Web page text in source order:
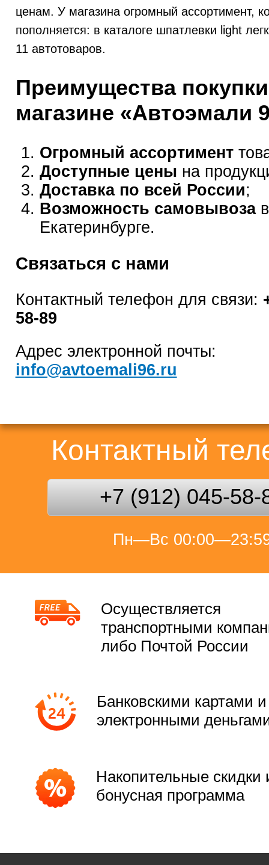
ценам. У магазина огромный ассортимент,
пополняется: в каталоге шпатлевки light
11 автотоваров.
Преимущества
магазине «Автоэмали
Огромный ассортимент
Доступные цены на
Доставка по всей России;
Возможность самовывозав
Екатеринбурге.
Связаться с нами
Контактный телефон для связи:
58-89
Адрес электронной почты:
info@avtoemali96.ru
Контактный
+7 (912) 045-58-
Пн—Вс
Осуществляется
транспортными
либо Почтой России
Банковскими картами и
электронными
Накопительные скидки
бонусная программа